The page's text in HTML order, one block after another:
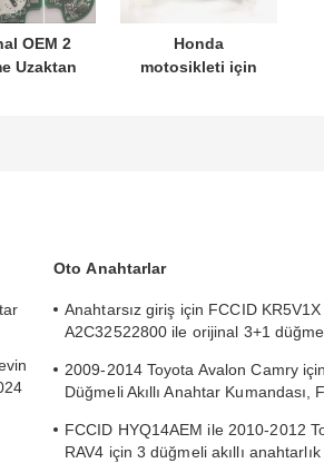
OEM 2
Uzaktan
Honda
motosikleti için
Oto Anahtarlar
Anahtarsız giriş için FCCID
A2C32522800 ile orijinal 3+1
2009-2014 Toyota Avalon Camry
Düğmeli Akıllı Anahtar Kumandası,
FCCID HYQ14AEM ile 2010-2012
RAV4 için 3 düğmeli akıllı anahtarlık